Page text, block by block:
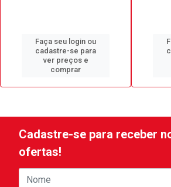
Faça seu login ou
cadastre-se para
ver preços e
comprar
Cadastre-se para receber
ofertas!